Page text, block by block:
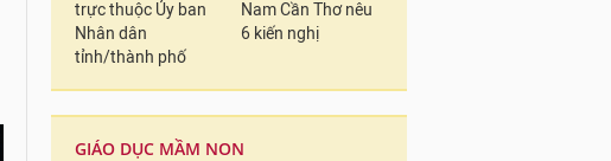
trực thuộc Ủy ban
Nhân dân
tỉnh/thành phố
Nam Cần Thơ nêu
6 kiến nghị
GIÁO DỤC MẦM NON